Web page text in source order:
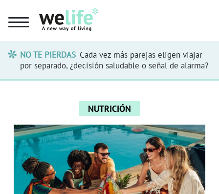
NO TE PIERDAS Cada vez más parejas eligen viajar
por separado, ¿decisión saludable o señal de alarma?
NUTRICIÓN